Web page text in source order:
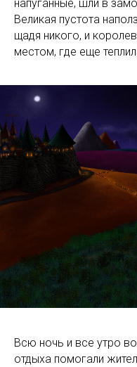
напуганные, шли в
Великая пустота
щадя никого, и
местом, где еще
Всю ночь и все утро
отдыха помогали